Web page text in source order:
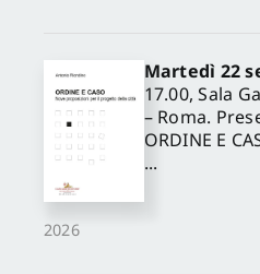
2026
Martedì 22
17.00, Sala
– Roma.
ORDINE E
...